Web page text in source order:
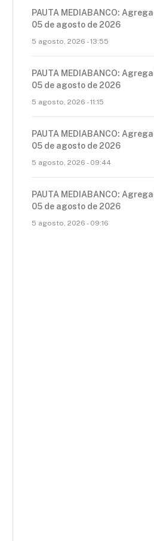
PAUTA MEDIABANCO:
05 de agosto de 2026
5 agosto, 2026 - 13:55
PAUTA MEDIABANCO:
05 de agosto de 2026
5 agosto, 2026 - 11:15
PAUTA MEDIABANCO:
05 de agosto de 2026
5 agosto, 2026 - 09:44
PAUTA MEDIABANCO:
05 de agosto de 2026
5 agosto, 2026 - 09:16